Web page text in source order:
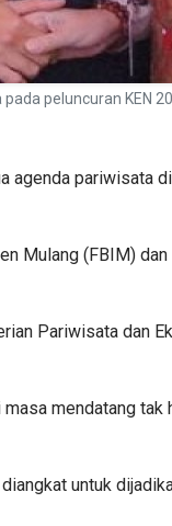
peluncuran KEN
agenda
Mulang (FBIM)
Pariwisata dan
mendatang
untuk